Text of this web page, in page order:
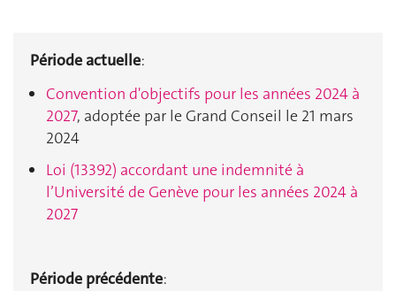
Période actuelle:
Convention d'objectifs pour les années 2024 à
2027, adoptée par le Grand Conseil le 21 mars
2024
Loi (13392) accordant une indemnité à
l’Université de Genève pour les années 2024 à
2027
Période précédente: